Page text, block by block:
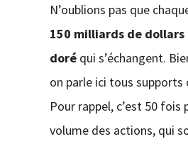
N’oublions pas que
150 milliards de
doréqui s’échangent.
on parle ici tous supports
Pour rappel, c’est 50 fois
volume des actions, qui